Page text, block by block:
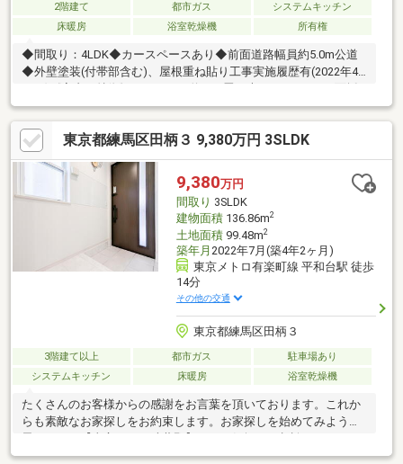
2階建て 都市ガス
システムキッチン
床暖房
浴室乾燥機 所有権
◆間取り：4LDK◆カースペースあり◆前面道路幅員約5.0m公道
◆外壁塗装(付帯部含む)、屋根重ね貼り工事実施履歴有(2022年4
光ですので、日当たり、風通し良好です。・リビング部分折り上
げ天井(上げ天井高2.5m)・ガス式床暖房3面(キッチン、ダイニン
グ、リビング)・キッチン食洗器あり・2階屋根裏収納あり・浴室
乾燥器あり・各居室に収納があります。・全居室5畳以上の広さが
あります。・ユニットバスサイズ1616・各階にトイレがありま
す。・リビングにガス栓2か所あり
東京都練馬区田柄３ 9,380万円 3SLDK
9,380万円
間取り 3SLDK
建物面積136.86m2
土地面積99.48m2
築年月 2022年7月(築4年2ヶ月)
東京メトロ有楽町線 平和台駅 徒歩
14分
その他の交通
東京都練馬区田柄３
3階建て以上 都市ガス
駐車場あり
システムキッチン
床暖房 浴室乾燥機
たくさんのお客様からの感謝をお言葉を頂いております。これか
らも素敵なお家探しをお約束します。お家探しを始めてみようと
せ。ご条件など何も決まっていなくても大丈夫です。まずはお客